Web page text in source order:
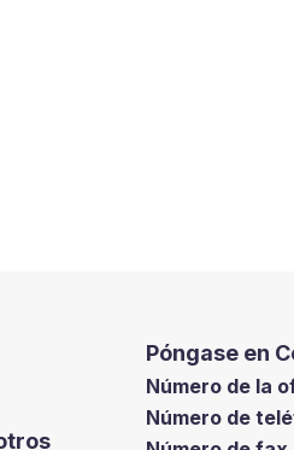
Póngase en
Número de la
Número de